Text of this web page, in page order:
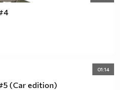
01:14
(Car edition)